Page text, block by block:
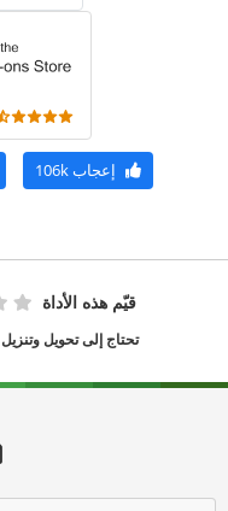
إعجاب106k
قيّم هذه الأداة
تحتاج إلى تحويل